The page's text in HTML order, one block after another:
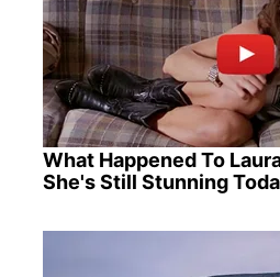
What Happened To
She's Still Stunning